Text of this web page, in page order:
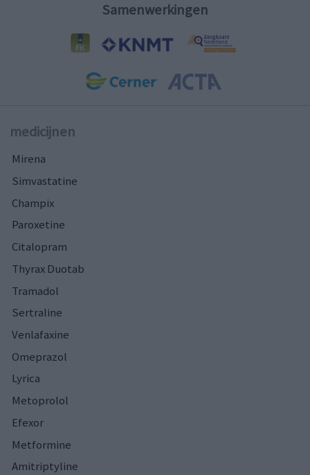
Samenwerkingen
medicijnen
Mirena
Simvastatine
Champix
Paroxetine
Citalopram
Thyrax Duotab
Tramadol
Sertraline
Venlafaxine
Omeprazol
Lyrica
Metoprolol
Efexor
Metformine
Amitriptyline